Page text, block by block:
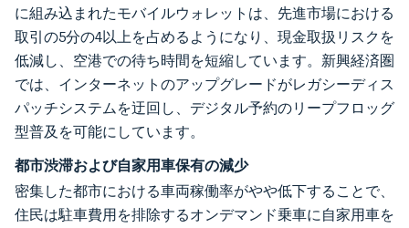
に組み込まれたモバイルウォレットは、先進市場における
取引の5分の4以上を占めるようになり、現金取扱リスクを
低減し、空港での待ち時間を短縮しています。新興経済圏
では、インターネットのアップグレードがレガシーディス
パッチシステムを迂回し、デジタル予約のリープフロッグ
型普及を可能にしています。
都市渋滞および自家用車保有の減少
密集した都市における車両稼働率がやや低下することで、
住民は駐車費用を排除するオンデマンド乗車に自家用車を